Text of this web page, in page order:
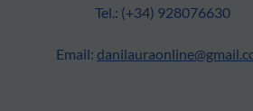
Tel.: (+34) 928076630
Email: